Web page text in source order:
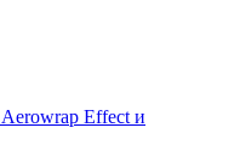
Effect и